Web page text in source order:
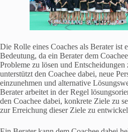
Die Rolle eines Coaches als Berater ist
Bedeutung, da ein Berater dem
Probleme zu lösen und
unterstützt den Coachee dabei, neue
einzunehmen und alternative
Berater arbeitet in der Regel
den Coachee dabei, konkrete Ziele zu
zur Erreichung dieser Ziele zu